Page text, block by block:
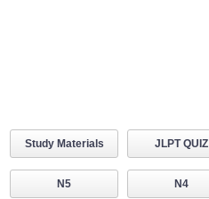
Study Materials JLPT QUIZ
N5 N4